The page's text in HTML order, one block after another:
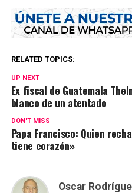
RELATED TOPICS:
UP NEXT
Ex fiscal de Guatemala
blanco de un atentado
DON'T MISS
Papa Francisco: Quien
tiene corazón»
Oscar